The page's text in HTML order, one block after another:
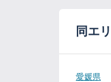
同エ
愛媛県